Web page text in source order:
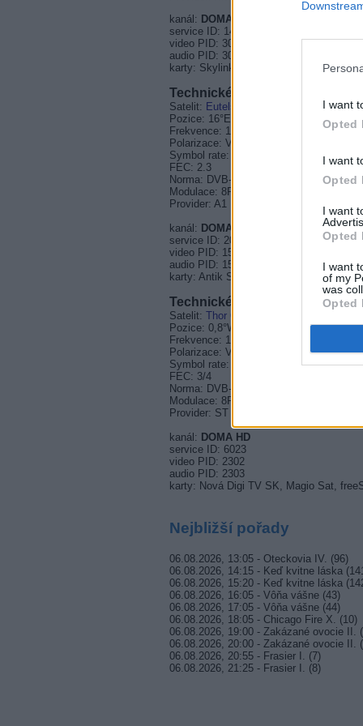
I want
Opted
I want
Opted
I want
Opted
I want
of my
was
Opted
kanál: DOMA HD
service ID: 14130
video PID: 3010
audio PID: 3020
karty: Skylink SK
Technické parametry - DOMA
Satelit: Eutelsat 16A
Pozice: 16°E
Frekvence: 11324 MHz
Polarizace: V
Symbol rate: 30000 ksymb/s
FEC: 2.3
Norma: DVB-S2
Modulace: 8PSK
Provider: A1 Broadcasting
kanál: DOMA HD
service ID: 2005
video PID: 1501
audio PID: 1502
karty: Antik Sat
Technické parametry - DOMA
Satelit: Thor 6
Pozice: 0,8°W
Frekvence: 12380 MHz
Polarizace: V
Symbol rate: 30000 ksymb/s
FEC: 3/4
Norma: DVB-S2
Modulace: 8PSK
Provider: ST
kanál: DOMA HD
service ID: 6023
video PID: 2302
audio PID: 2303
karty: Nová Digi TV SK, Magio Sat,
Nejbližší pořady
06.08.2026, 13:05 - Oteckovia IV. (96)
06.08.2026, 14:15 - Keď kvitne láska
06.08.2026, 15:20 - Keď kvitne láska
06.08.2026, 16:05 - Vôňa vášne (43)
06.08.2026, 17:05 - Vôňa vášne (44)
06.08.2026, 18:05 - Chicago Fire X. (10)
06.08.2026, 19:00 - Zakázané ovocie II.
06.08.2026, 20:00 - Zakázané ovocie II.
06.08.2026, 20:55 - Frasier I. (7)
06.08.2026, 21:25 - Frasier I. (8)